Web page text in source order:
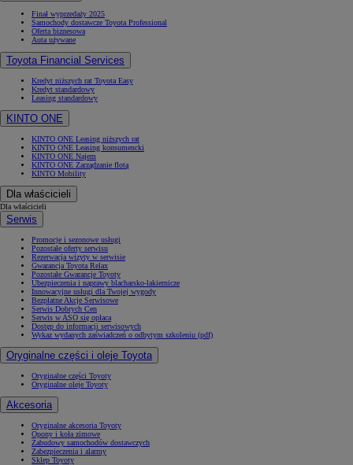
Finał wyprzedaży 2025
Samochody dostawcze Toyota Professional
Oferta biznesowa
Auta używane
Toyota Financial Services
Kredyt niższych rat Toyota Easy
Kredyt standardowy
Leasing standardowy
KINTO ONE
KINTO ONE Leasing niższych rat
KINTO ONE Leasing konsumencki
KINTO ONE Najem
KINTO ONE Zarządzanie flotą
KINTO Mobility
Dla właścicieli
Dla właścicieli
Serwis
Promocje i sezonowe usługi
Pozostałe oferty serwisu
Rezerwacja wizyty w serwisie
Gwarancja Toyota Relax
Pozostałe Gwarancje Toyoty
Ubezpieczenia i naprawy blacharsko-lakiernicze
Innowacyjne usługi dla Twojej wygody
Bezpłatne Akcje Serwisowe
Serwis Dobrych Cen
Serwis w ASO się opłaca
Dostęp do informacji serwisowych
Wykaz wydanych zaświadczeń o odbytym szkoleniu (pdf)
Oryginalne części i oleje Toyota
Oryginalne części Toyoty
Oryginalne oleje Toyoty
Akcesoria
Oryginalne akcesoria Toyoty
Opony i koła zimowe
Zabudowy samochodów dostawczych
Zabezpieczenia i alarmy
Sklep Toyoty